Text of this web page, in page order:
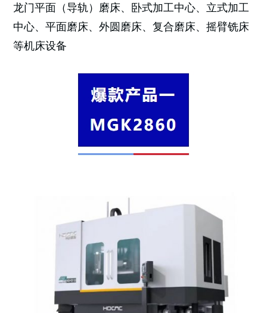
龙门平面（导轨）磨床、卧式加工中心、立式加工
中心、平面磨床、外圆磨床、复合磨床、摇臂铣床
等机床设备